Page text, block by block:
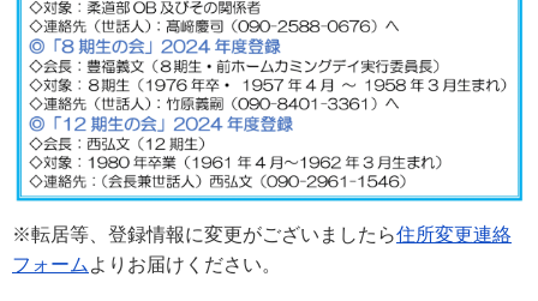
※転居等、登録情報に変更がございましたら住所変更連絡
フォームよりお届けください。